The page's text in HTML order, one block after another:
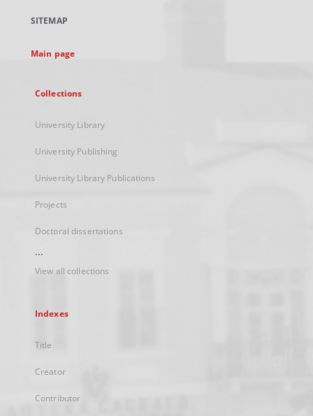
new
SITEMAP
Main page
Collections
University Library
University Publishing
University Library Publications
Projects
Doctoral dissertations
...
View all collections
Indexes
Title
Creator
Contributor